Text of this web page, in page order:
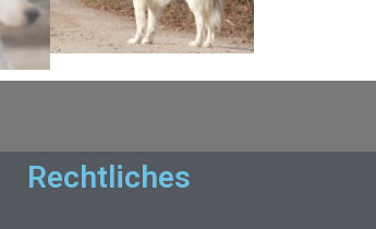
Rechtliches